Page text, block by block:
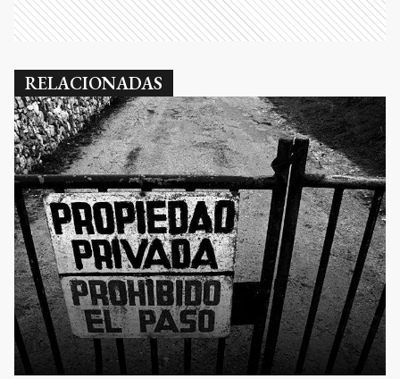
RELACIONADAS